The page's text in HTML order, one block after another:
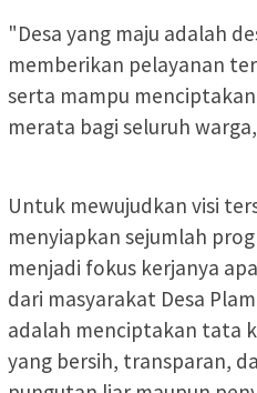
"Desa yang maju adalah
memberikan pelayanan
serta mampu
merata bagi seluruh
Untuk mewujudkan visi
menyiapkan sejumlah
menjadi fokus kerjanya
dari masyarakat Desa
adalah menciptakan tata
yang bersih, transparan,